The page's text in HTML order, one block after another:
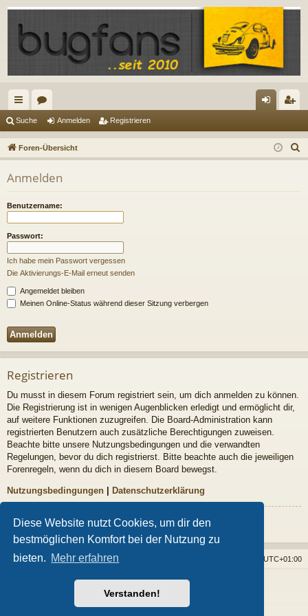
Diese Website nutzt Cookies, um dir den
bestmöglichen Komfort bei der Nutzung zu
bieten. Mehr erfahren
Verstanden!
ch
ne
llz
ug
riff
en m
el
ist
rie
Suche Anmelden Registrieren
Foren-Übersicht
u
Anmelden
Benutzername:
Passwort:
Ich habe mein Passwort vergessen
Die Aktivierungs-E-Mail erneut senden
Angemeldet bleiben
Meinen Online-Status während dieser Sitzung verbergen
Registrieren
Du musst in diesem Forum registriert sein, um dich anmelden zu können.
Die Registrierung ist in wenigen Augenblicken erledigt und ermöglicht dir,
auf weitere Funktionen zuzugreifen. Die Board-Administration kann
registrierten Benutzern auch zusätzliche Berechtigungen zuweisen.
Beachte bitte unsere Nutzungsbedingungen und die verwandten
Regelungen, bevor du dich registrierst. Bitte beachte auch die jeweiligen
Forenregeln, wenn du dich in diesem Board bewegst.
Nutzungsbedingungen | Datenschutzerklärung
Registrieren
Foren-Übersicht UTC+01:00
Powered byphpBB® Forum Software © phpBB Limited
Style vonArty- phpBB 3.3 von MrGaby
phpBB.de